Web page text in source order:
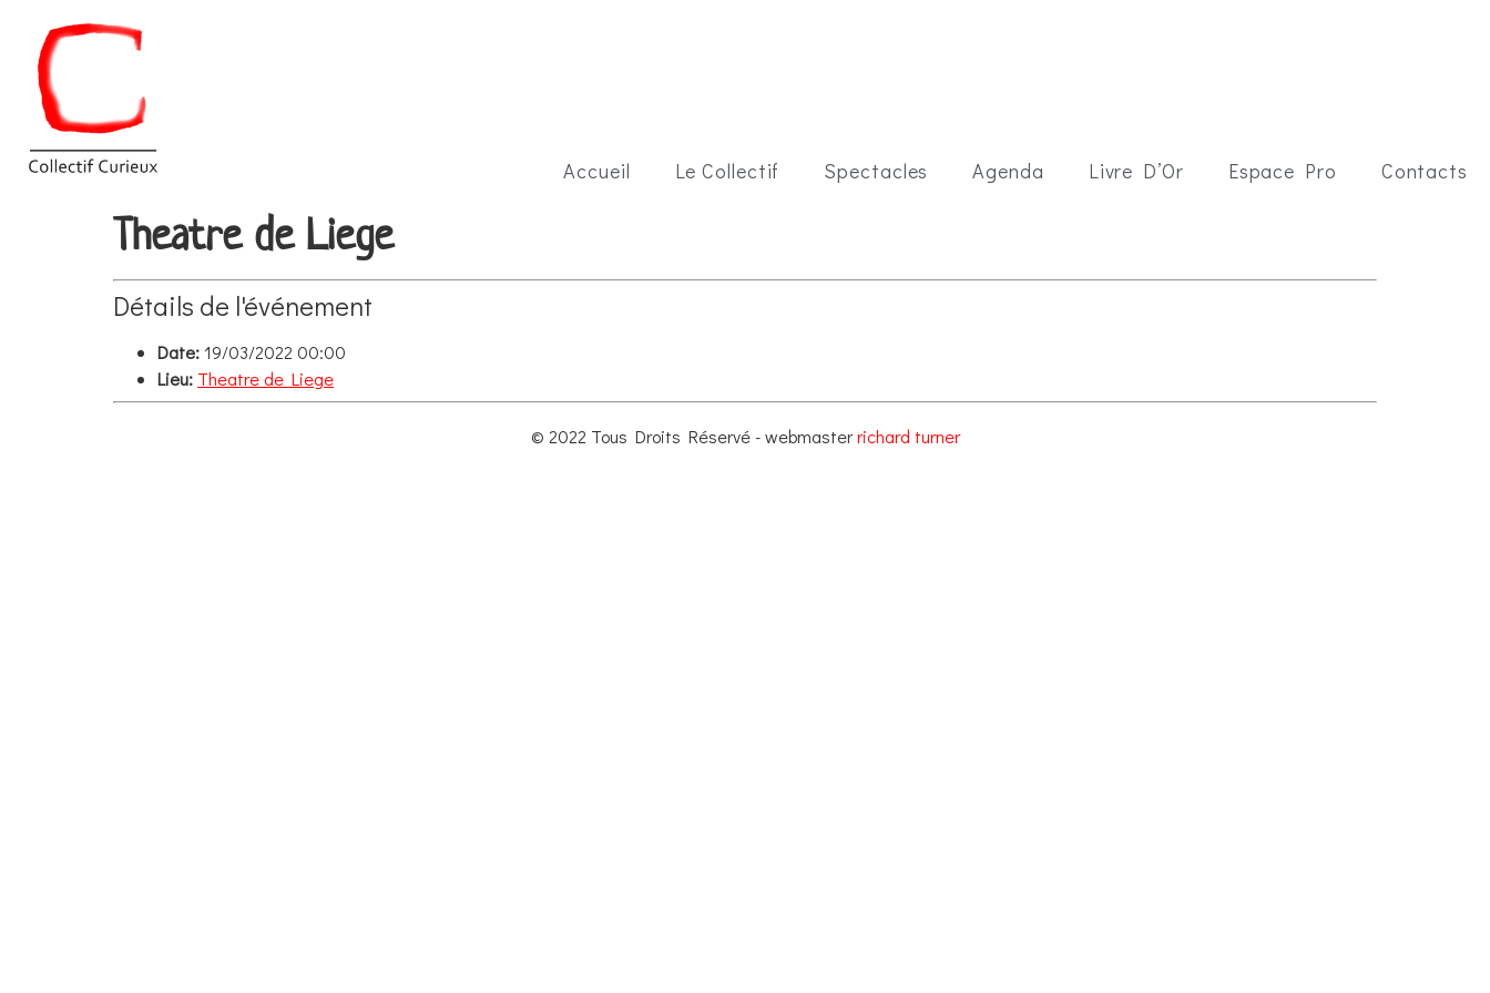
Accueil Le Collectif Spectacles Agenda Livre D’Or Espace Pro Contacts
Theatre de Liege
Détails de l'événement
Date:19/03/2022 00:00
Lieu: Theatre de Liege
© 2022 Tous Droits Réservé - webmasterrichard turner